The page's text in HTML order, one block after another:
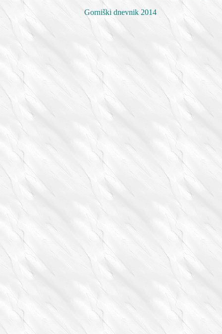
Gorniški dnevnik 2014